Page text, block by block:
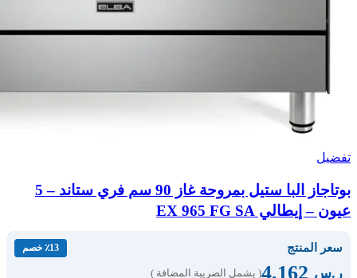
تفضيل
بوتاجاز البا ستيل بمروحة غاز 90 سم فري ستاند – 5
عيون – إيطالي EX 965 FG SA
سعر المنتج ٪13 خصم
ر.س ( يشمل الضريبة المضافة )